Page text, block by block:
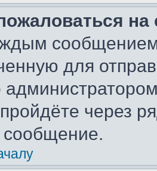
сообщением
для
через